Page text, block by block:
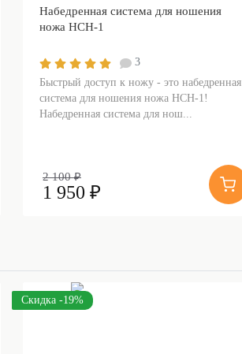
Набедренная система для ношения
ножа НСН-1
3
Быстрый доступ к ножу - это набедренная
система для ношения ножа НСН-1!
Набедренная система для нош...
2 100 ₽
1 950 ₽
Скидка -19%